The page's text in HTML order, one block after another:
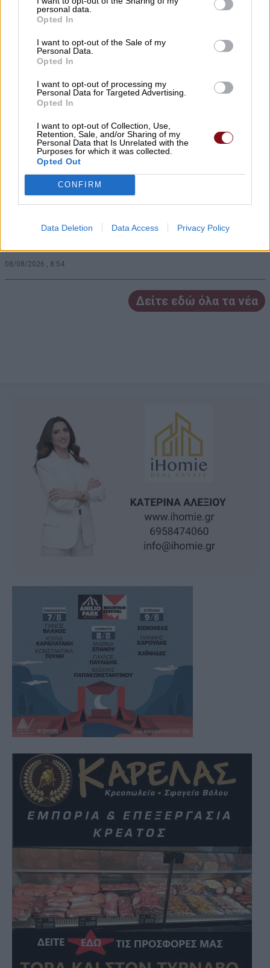
personal data.
Opted In
I want to opt-out of the Sale of my
Personal Data.
Opted In
I want to opt-out of processing my
Personal Data for Targeted Advertising.
Opted In
I want to opt-out of Collection, Use,
Retention, Sale, and/or Sharing of my
Personal Data that Is Unrelated with the
Purposes for which it was collected.
Opted Out
CONFIRM
Data Deletion Data Access Privacy Policy
παραπληροφόρηση και προσωπικές
επιθέσεις
08/08/2026 , 10:18
κηδεία του Ιωάννη Μπρουζιούτη
Δείτε που θα γίνει διακοπή ρεύματος
σήμερα Σάββατο και αύριο Κυριακή
08/08/2026 , 9:01
Πολιτιστικό Σύλλογο Κουτσουπιάς την
08/08/2026 , 8:54
Δείτε εδώ όλα τα νέα